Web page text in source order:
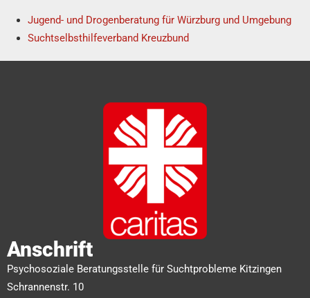
Jugend- und Drogenberatung für Würzburg und Umgebung
Suchtselbsthilfeverband Kreuzbund
Anschrift
Psychosoziale Beratungsstelle für Suchtprobleme Kitzingen
Schrannenstr. 10